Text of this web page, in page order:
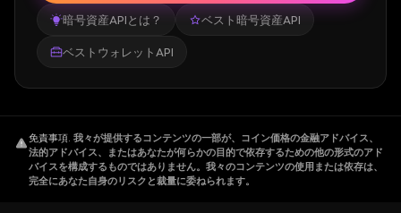
暗号資産APIとは？ ベスト暗号資産API
ベストウォレットAPI
免責事項. 我々が提供するコンテンツの一部が、コイン価格の金融アドバイス、
法的アドバイス、またはあなたが何らかの目的で依存するための他の形式のアド
バイスを構成するものではありません。我々のコンテンツの使用または依存は、
完全にあなた自身のリスクと裁量に委ねられます。